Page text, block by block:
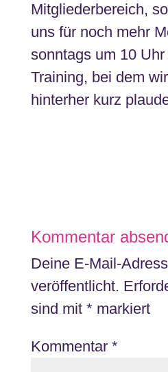
Mitgliederbereich,
uns für noch mehr
sonntags um 10
Training, bei dem
hinterher kurz
Kommentar
Deine E-Mail-
veröffentlicht.
sind mit * markiert
Kommentar *